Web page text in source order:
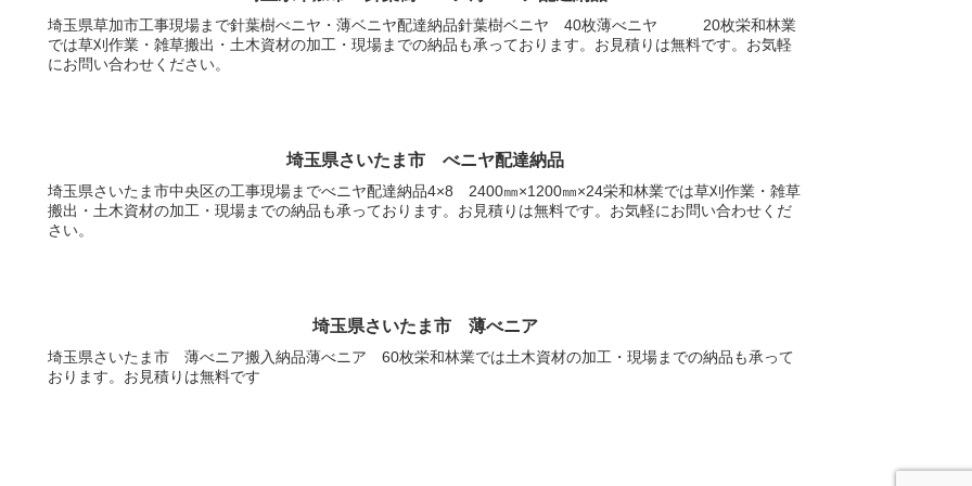
埼玉県草加市工事現場まで針葉樹べニヤ・薄ベニヤ配達納品針葉樹ベニヤ 40枚薄べニヤ 20枚栄和林業
では草刈作業・雑草搬出・土木資材の加工・現場までの納品も承っております。お見積りは無料です。お気軽
にお問い合わせください。
埼玉県さいたま市 べニヤ配達納品
埼玉県さいたま市中央区の工事現場までべニヤ配達納品4×8 2400㎜×1200㎜×24栄和林業では草刈作業・雑草
搬出・土木資材の加工・現場までの納品も承っております。お見積りは無料です。お気軽にお問い合わせくだ
さい。
埼玉県さいたま市 薄べニア
埼玉県さいたま市 薄べニア搬入納品薄べニア 60枚栄和林業では土木資材の加工・現場までの納品も承って
おります。お見積りは無料です